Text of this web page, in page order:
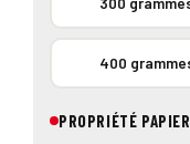
400
PROPRIÉTÉ PAPIER